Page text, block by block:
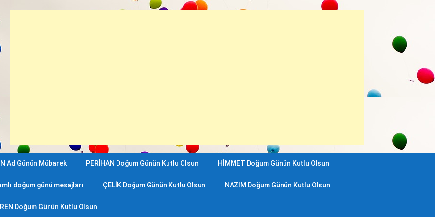
Ad Günün Mübarek PERİHAN Doğum Günün Kutlu Olsun HİMMET Doğum Günün Kutlu Olsun
doğum günü mesajları ÇELİK Doğum Günün Kutlu Olsun NAZIM Doğum Günün Kutlu Olsun
Doğum Günün Kutlu Olsun